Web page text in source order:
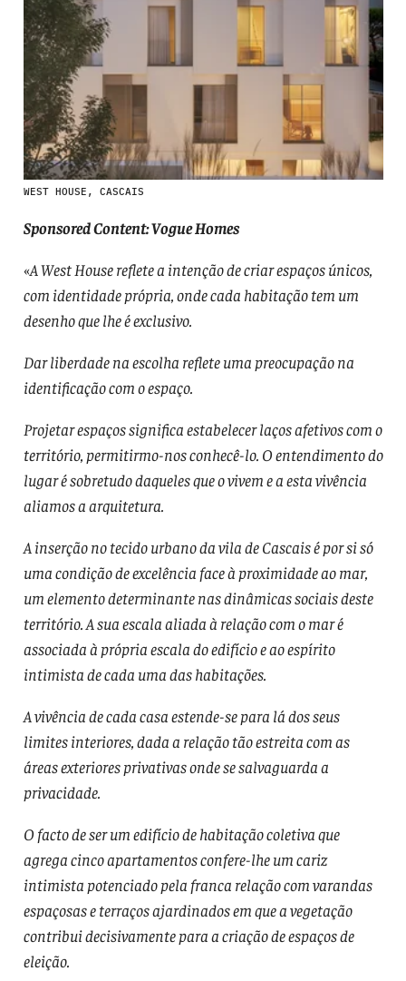
WEST HOUSE, CASCAIS
Sponsored Content: Vogue Homes
«A West House reflete a intenção de criar espaços únicos,
com identidade própria, onde cada habitação tem um
desenho que lhe é exclusivo.
Dar liberdade na escolha reflete uma preocupação na
identificação com o espaço.
Projetar espaços significa estabelecer laços afetivos com o
território, permitirmo-nos conhecê-lo. O entendimento do
lugar é sobretudo daqueles que o vivem e a esta vivência
aliamos a arquitetura.
A inserção no tecido urbano da vila de Cascais é por si só
uma condição de excelência face à proximidade ao mar,
um elemento determinante nas dinâmicas sociais deste
território. A sua escala aliada à relação com o mar é
associada à própria escala do edifício e ao espírito
intimista de cada uma das habitações.
A vivência de cada casa estende-se para lá dos seus
limites interiores, dada a relação tão estreita com as
áreas exteriores privativas onde se salvaguarda a
privacidade.
O facto de ser um edifício de habitação coletiva que
agrega cinco apartamentos confere-lhe um cariz
intimista potenciado pela franca relação com varandas
espaçosas e terraços ajardinados em que a vegetação
contribui decisivamente para a criação de espaços de
eleição.